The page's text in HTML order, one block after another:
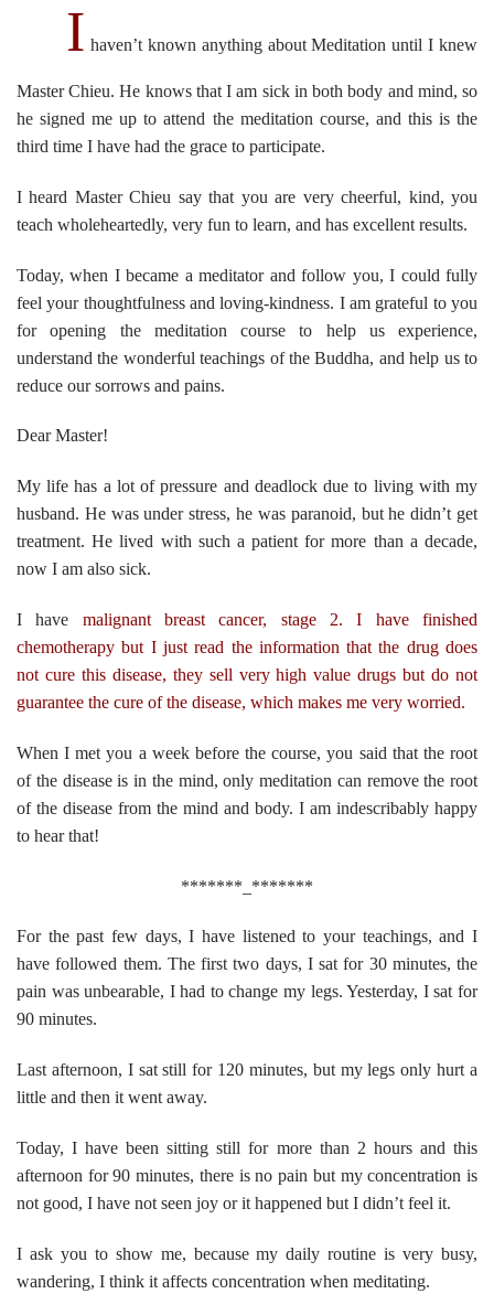
I haven’t known anything about Meditation until I knew
Master Chieu. He knows that I am sick in both body and mind, so
he signed me up to attend the meditation course, and this is the
third time I have had the grace to participate.
I heard Master Chieu say that you are very cheerful, kind, you
teach wholeheartedly, very fun to learn, and has excellent results.
Today, when I became a meditator and follow you, I could fully
feel your thoughtfulness and loving-kindness. I am grateful to you
for opening the meditation course to help us experience,
understand the wonderful teachings of the Buddha, and help us to
reduce our sorrows and pains.
Dear Master!
My life has a lot of pressure and deadlock due to living with my
husband. He was under stress, he was paranoid, but he didn’t get
treatment. He lived with such a patient for more than a decade,
now I am also sick.
I have malignant breast cancer, stage 2. I have finished
chemotherapy but I just read the information that the drug does
not cure this disease, they sell very high value drugs but do not
guarantee the cure of the disease, which makes me very worried.
When I met you a week before the course, you said that the root
of the disease is in the mind, only meditation can remove the root
of the disease from the mind and body. I am indescribably happy
to hear that!
*******_*******
For the past few days, I have listened to your teachings, and I
have followed them. The first two days, I sat for 30 minutes, the
pain was unbearable, I had to change my legs. Yesterday, I sat for
90 minutes.
Last afternoon, I sat still for 120 minutes, but my legs only hurt a
little and then it went away.
Today, I have been sitting still for more than 2 hours and this
afternoon for 90 minutes, there is no pain but my concentration is
not good, I have not seen joy or it happened but I didn’t feel it.
I ask you to show me, because my daily routine is very busy,
wandering, I think it affects concentration when meditating.